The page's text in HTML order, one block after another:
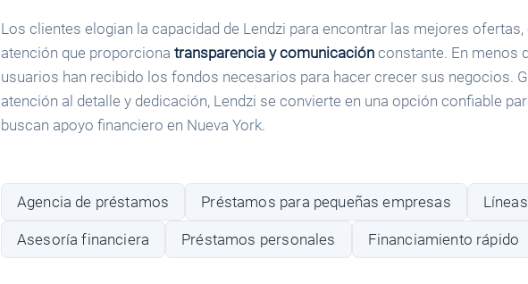
Los clientes elogian la capacidad de Lendzi para encontrar las mejores
atención que proporciona transparencia y comunicaciónconstante. En menos
usuarios han recibido los fondos necesarios para hacer crecer sus negocios.
atención al detalle y dedicación, Lendzi se convierte en una opción confiable
buscan apoyo financiero en Nueva York.
Agencia de préstamos Préstamos para pequeñas empresas
Asesoría financiera Préstamos personales Financiamiento rápido